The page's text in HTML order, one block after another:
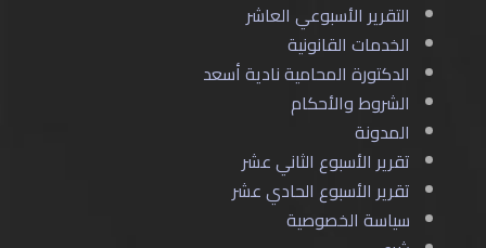
التقرير الأسبوعي العاشر
الخدمات القانونية
الدكتورة المحامية نادية أسعد
الشروط والأحكام
المدونة
تقرير الأسبوع الثاني عشر
تقرير الأسبوع الحادي عشر
سياسة الخصوصية